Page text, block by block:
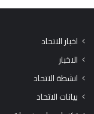
اخبار الاتحاد
الاخبار
انشطة الاتحاد
بيانات الاتحاد